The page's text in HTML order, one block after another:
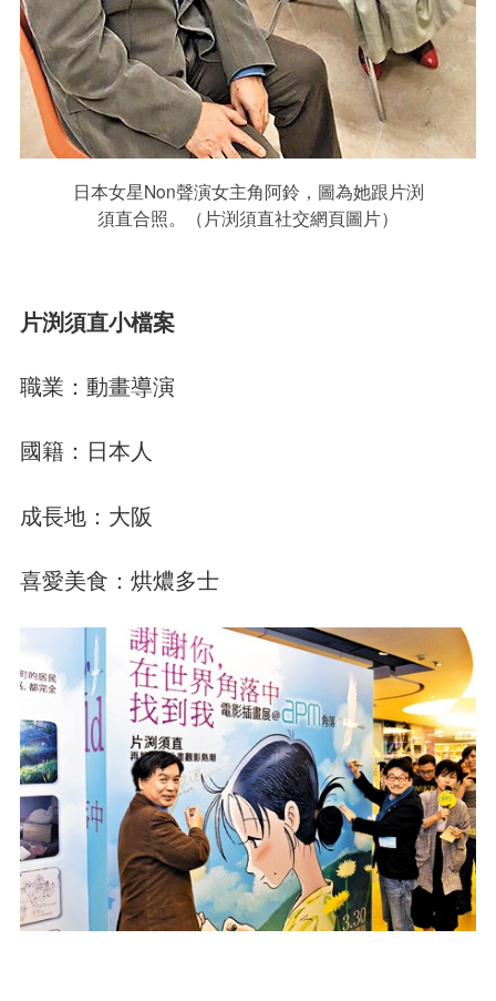
日本女星Non聲演女主角阿鈴，圖為她跟片渕
須直合照。（片渕須直社交網頁圖片）
片渕須直小檔案
職業：動畫導演
國籍：日本人
成長地：大阪
喜愛美食：烘燶多士